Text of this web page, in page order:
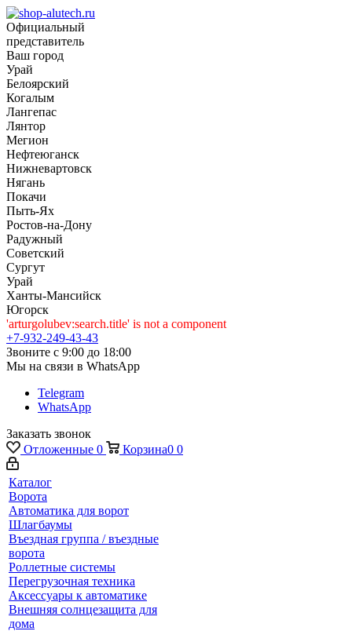
Официальный
представитель
Ваш город
Урай
Белоярский
Когалым
Лангепас
Лянтор
Мегион
Нефтеюганск
Нижневартовск
Нягань
Покачи
Пыть-Ях
Рoстов-на-Дону
Радужный
Советский
Сургут
Урай
Ханты-Мансийск
Югорск
'arturgolubev:search.title' is not a component
+7-932-249-43-43
Звоните с 9:00 до 18:00
Мы на связи в WhatsApp
Telegram
WhatsApp
Заказать звонок
Отложенные 0 Корзина0 0
Каталог
Ворота
Автоматика для ворот
Шлагбаумы
Въездная группа / въездные
ворота
Роллетные системы
Перегрузочная техника
Аксессуары к автоматике
Внешняя солнцезащита для
дома